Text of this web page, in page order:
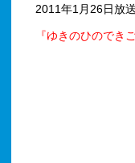
2011年1月26日放
『ゆきのひのでき